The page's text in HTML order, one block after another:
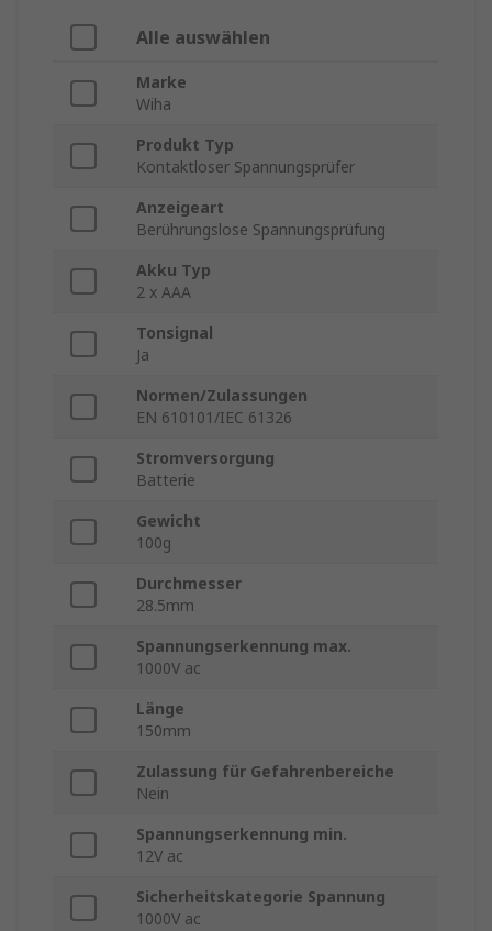
Alle auswählen
Marke
Wiha
Produkt Typ
Kontaktloser Spannungsprüfer
Anzeigeart
Berührungslose Spannungsprüfung
Akku Typ
2 x AAA
Tonsignal
Ja
Normen/Zulassungen
EN 610101/IEC 61326
Stromversorgung
Batterie
Gewicht
100g
Durchmesser
28.5mm
Spannungserkennung max.
1000V ac
Länge
150mm
Zulassung für Gefahrenbereiche
Nein
Spannungserkennung min.
12V ac
Sicherheitskategorie Spannung
1000V ac